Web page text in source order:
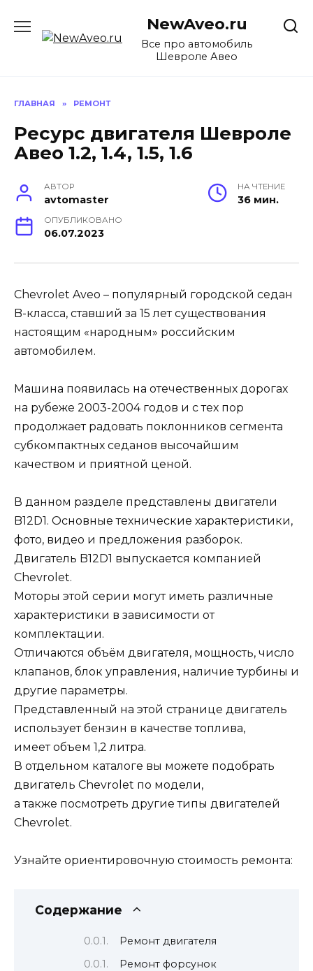
содержанию
NewAveo.ru
Все про автомобиль
Шевроле Авео
ГЛАВНАЯ » РЕМОНТ
Ресурс двигателя Шевроле
Авео 1.2, 1.4, 1.5, 1.6
АВТОР
avtomaster
НА ЧТЕНИЕ
36 мин.
ОПУБЛИКОВАНО
06.07.2023
Chevrolet Aveo – популярный городской седан
B-класса, ставший за 15 лет существования
настоящим «народным» российским
автомобилем.
Машина появилась на отечественных дорогах
на рубеже 2003-2004 годов и с тех пор
продолжает радовать поклонников сегмента
субкомпактных седанов высочайшим
качеством и приятной ценой.
В данном разделе представлены двигатели
B12D1. Основные технические характеристики,
фото, видео и предложения разборок.
Двигатель B12D1 выпускается компанией
Chevrolet.
Моторы этой серии могут иметь различные
характеристики в зависимости от
комплектации.
Отличаются объём двигателя, мощность, число
клапанов, блок управления, наличие турбины и
другие параметры.
Представленный на этой странице двигатель
использует бензин в качестве топлива,
имеет объем 1,2 литра.
В отдельном каталоге вы можете подобрать
двигатель Chevrolet по модели,
а также посмотреть другие типы двигателей
Chevrolet.
Узнайте ориентировочную стоимость ремонта:
Содержание
Ремонт двигателя
Ремонт форсунок